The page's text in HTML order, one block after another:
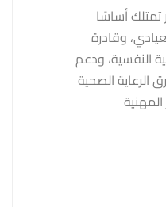
تمتلك أساسًا
وقادرة
النفسية، ودعم
الرعاية الصحية
المهنية